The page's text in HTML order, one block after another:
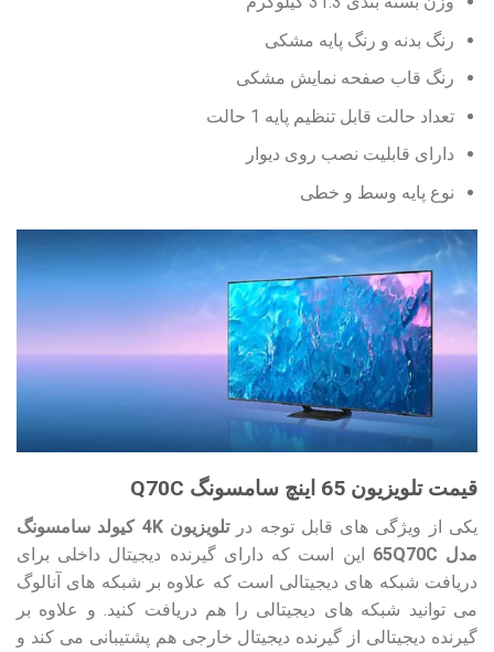
رنگ بدنه و رنگ پایه مشکی
رنگ قاب صفحه نمایش مشکی
تعداد حالت قابل تنظیم پایه 1 حالت
دارای قابلیت نصب روی دیوار
نوع پایه وسط و خطی
قیمت تلویزیون 65 اینچ سامسونگ Q70C
یکی از ویژگی های قابل توجه در
تلویزیون 4K کیولد سامسونگ
مدل 65Q70C
این است که دارای گیرنده دیجیتال داخلی برای
دریافت شبکه های دیجیتالی است که علاوه بر شبکه های آنالوگ
می توانید شبکه های دیجیتالی را هم دریافت کنید. و علاوه بر
گیرنده دیجیتالی از گیرنده دیجیتال خارجی هم پشتیبانی می کند و